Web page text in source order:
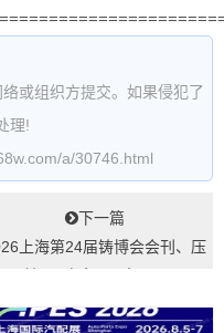
或组织方提交。如果侵犯了
理!
a/30746.html
下一篇
上海第24届铸博会会刊、压